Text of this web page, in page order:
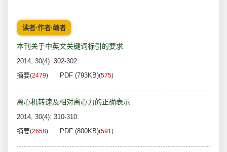
读者·作者·编者
本刊关于中英文关键词标引的要求
2014, 30(4): 302-302.
摘要(2479) PDF (793KB)(575)
离心机转速及相对离心力的正确表示
2014, 30(4): 310-310.
摘要(2658) PDF (800KB)(591)